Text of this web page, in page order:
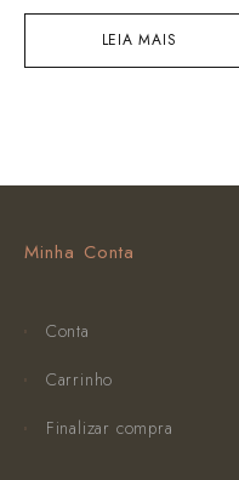
LEIA MAIS
Minha Conta
Conta
Carrinho
Finalizar compra